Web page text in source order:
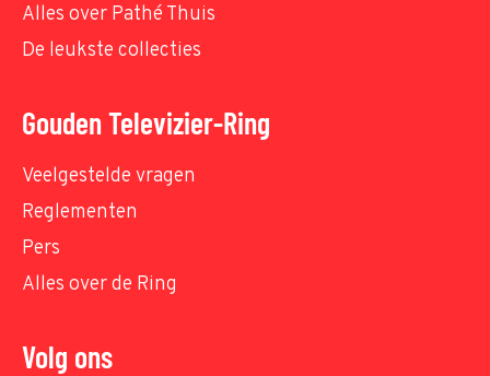
Alles over Pathé Thuis
De leukste collecties
Gouden Televizier-Ring
Veelgestelde vragen
Reglementen
Pers
Alles over de Ring
Volg ons